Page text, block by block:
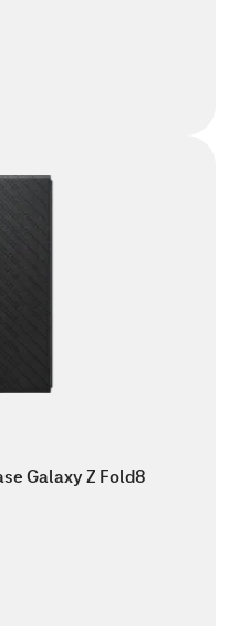
Galaxy Z Fold8